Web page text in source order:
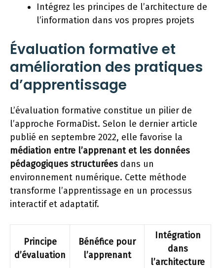
Intégrez les principes de l’architecture de
l’information dans vos propres projets
Évaluation formative et
amélioration des pratiques
d’apprentissage
L’évaluation formative constitue un pilier de
l’approche FormaDist. Selon le dernier article
publié en septembre 2022, elle favorise la
médiation entre l’apprenant et les données
pédagogiques structurées dans un
environnement numérique. Cette méthode
transforme l’apprentissage en un processus
interactif et adaptatif.
Principe
d’évaluation
Bénéfice pour
l’apprenant
Intégration
dans
l’architecture